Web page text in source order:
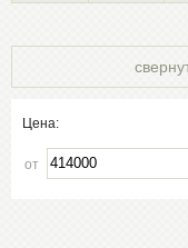
Цена:
от